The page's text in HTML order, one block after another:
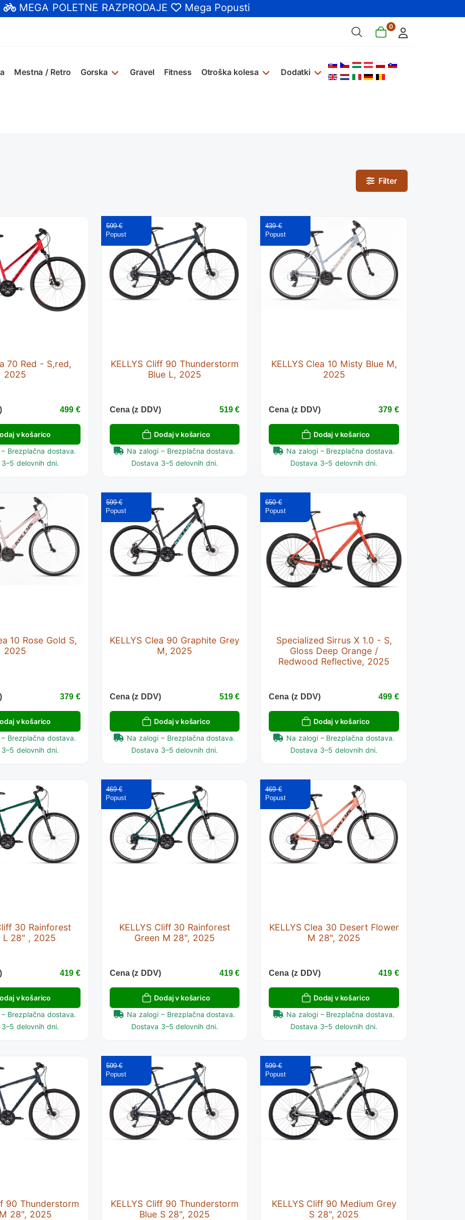
MEGA POLETNE RAZPRODAJE Mega Popusti
0
Mestna / Retro Gorska Gravel Fitness Otroška kolesa Dodatki
Izberite vaš jezik
Filter
70 Red - S,red,
2025
499 €
v košarico
Brezplačna dostava.
delovnih dni.
KELLYS Cliff 90 Thunderstorm
Blue L, 2025
599 €
Cena (z DDV) 519 €
Dodaj v košarico
Na zalogi – Brezplačna dostava.
Dostava 3–5 delovnih dni.
KELLYS Clea 10 Misty Blue M,
2025
439 €
Cena (z DDV) 379 €
Dodaj v košarico
Na zalogi – Brezplačna dostava.
Dostava 3–5 delovnih dni.
10 Rose Gold S,
2025
379 €
v košarico
Brezplačna dostava.
delovnih dni.
KELLYS Clea 90 Graphite Grey
M, 2025
599 €
Cena (z DDV) 519 €
Dodaj v košarico
Na zalogi – Brezplačna dostava.
Dostava 3–5 delovnih dni.
Specialized Sirrus X 1.0 - S,
Gloss Deep Orange /
Redwood Reflective, 2025
650 €
Cena (z DDV) 499 €
Dodaj v košarico
Na zalogi – Brezplačna dostava.
Dostava 3–5 delovnih dni.
30 Rainforest
L 28" , 2025
419 €
v košarico
Brezplačna dostava.
delovnih dni.
KELLYS Cliff 30 Rainforest
Green M 28", 2025
469 €
Cena (z DDV) 419 €
Dodaj v košarico
Na zalogi – Brezplačna dostava.
Dostava 3–5 delovnih dni.
KELLYS Clea 30 Desert Flower
M 28", 2025
469 €
Cena (z DDV) 419 €
Dodaj v košarico
Na zalogi – Brezplačna dostava.
Dostava 3–5 delovnih dni.
90 Thunderstorm
28", 2025
KELLYS Cliff 90 Thunderstorm
Blue S 28", 2025
599 €
KELLYS Cliff 90 Medium Grey
S 28", 2025
599 €